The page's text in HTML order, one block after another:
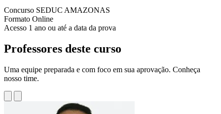
Concurso SEDUC AMAZONAS
Formato Online
Acesso 1 ano ou até a data da prova
Professores deste curso
Uma equipe preparada e com foco em sua aprovação. Conheça
nosso time.